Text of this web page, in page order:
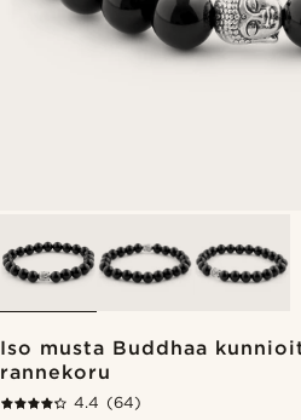
Iso musta Buddhaa
rannekoru
4.4 (64)